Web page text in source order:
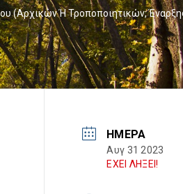
(αρχικών Ή Τροποποιητικών,
ΗΜΈΡΑ
Αυγ 31 2023
ΕΧΕΙ ΛΗΞΕΙ!